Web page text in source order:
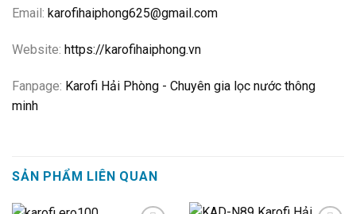
Email: karofihaiphong625@gmail.com
Website: https://karofihaiphong.vn
Fanpage: Karofi Hải Phòng - Chuyên gia lọc nước thông
minh
SẢN PHẨM LIÊN QUAN